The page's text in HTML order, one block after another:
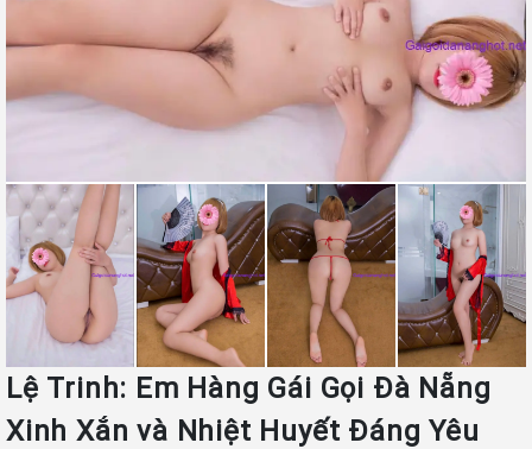
Lệ Trinh: Em Hàng Gái Gọi Đà Nẵng
Xinh Xắn và Nhiệt Huyết Đáng Yêu